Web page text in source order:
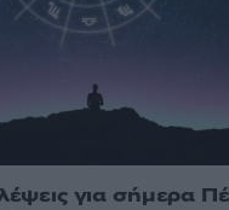
για σήμερα